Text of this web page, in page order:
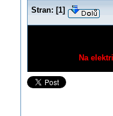
Stran: [1]
Na